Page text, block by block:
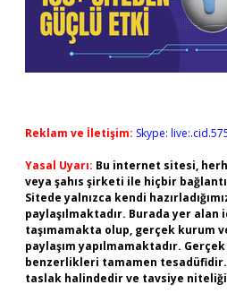
Reklam ve İletişim: Skype:
Yasal Uyarı: Bu internet sitesi,
veya şahıs şirketi ile hiçbir
Sitede yalnızca kendi
paylaşılmaktadır. Burada yer
taşımamakta olup, gerçek kurum
paylaşım yapılmamaktadır.
benzerlikleri tamamen
taslak halindedir ve tavsiye niteliği